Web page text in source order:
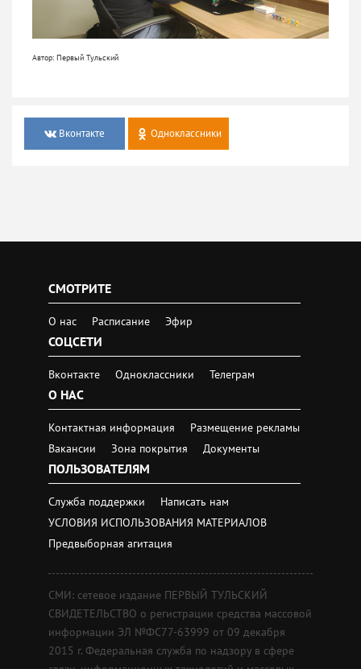
Автор: Первый Тульский
Вконтакте Одноклассники
СМОТРИТЕ
О нас Расписание Эфир
СОЦСЕТИ
Вконтакте Одноклассники Телеграм
О НАС
Контактная информация
Размещение рекламы
Вакансии
Зона покрытия Документы
ПОЛЬЗОВАТЕЛЯМ
Служба поддержки
Написать нам
УСЛОВИЯ ИСПОЛЬЗОВАНИЯ МАТЕРИАЛОВ
Предвыборная агитация
СМИ: сетевое издание ПЕРВЫЙ ТУЛЬСКИЙ
СВИДЕТЕЛЬСТВО о регистрации средства массовой
информации ЭЛ №ФС77-63999 от 09 декабря
2015 г. Федеральная служба по надзору в сфере